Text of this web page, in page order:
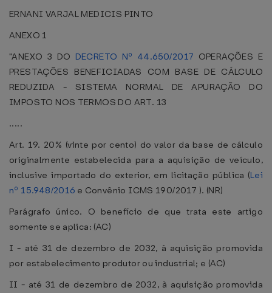
ERNANI VARJAL MEDICIS PINTO
ANEXO 1
"ANEXO 3 DO DECRETO Nº 44.650/2017 OPERAÇÕES E
PRESTAÇÕES BENEFICIADAS COM BASE DE CÁLCULO
REDUZIDA - SISTEMA NORMAL DE APURAÇÃO DO
IMPOSTO NOS TERMOS DO ART. 13
.....
Art. 19. 20% (vinte por cento) do valor da base de cálculo
originalmente estabelecida para a aquisição de veículo,
inclusive importado do exterior, em licitação pública (Lei
nº 15.948/2016 e Convênio ICMS 190/2017 ). (NR)
Parágrafo único. O benefício de que trata este artigo
somente se aplica: (AC)
I - até 31 de dezembro de 2032, à aquisição promovida
por estabelecimento produtor ou industrial; e (AC)
II - até 31 de dezembro de 2032, à aquisição promovida